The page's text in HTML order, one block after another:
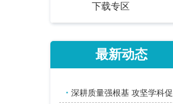
下载专区
最新动态
· 深耕质量强根基 攻坚学科促